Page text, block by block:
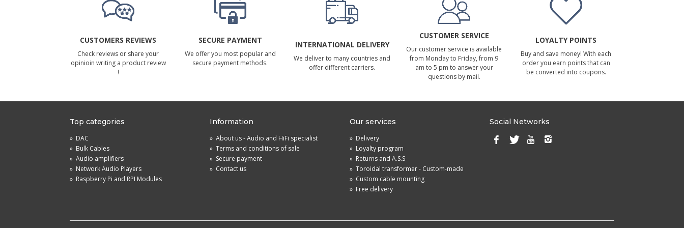
CUSTOMERS REVIEWS
Check reviews or share your
opinioin writing a product review
!
SECURE PAYMENT
We offer you most popular and
secure payment methods.
INTERNATIONAL DELIVERY
We deliver to many countries and
offer different carriers.
CUSTOMER SERVICE
Our customer service is available
from Monday to Friday, from 9
am to 5 pm to answer your
questions by mail.
LOYALTY POINTS
Buy and save money! With each
order you earn points that can
be converted into coupons.
Top categories
» DAC
» Bulk Cables
» Audio amplifiers
» Network Audio Players
» Raspberry Pi and RPI Modules
Information
» About us - Audio and HiFi specialist
» Terms and conditions of sale
» Secure payment
» Contact us
Our services
» Delivery
» Loyalty program
» Returns and A.S.S
» Toroidal transformer - Custom-made
» Custom cable mounting
» Free delivery
Social Networks